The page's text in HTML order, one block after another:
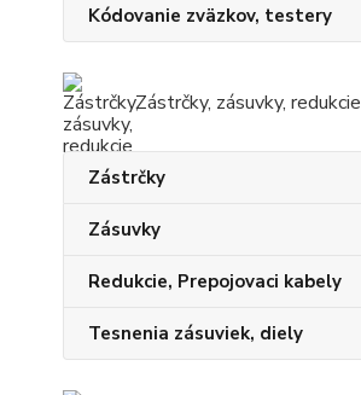
Kódovanie zväzkov, testery
Zástrčky, zásuvky, redukcie
Zástrčky
Zásuvky
Redukcie, Prepojovaci kabely
Tesnenia zásuviek, diely